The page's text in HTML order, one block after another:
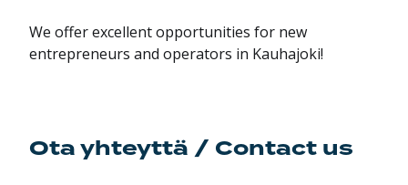
We offer excellent opportunities for new
entrepreneurs and operators in Kauhajoki!
Ota yhteyttä / Contact us